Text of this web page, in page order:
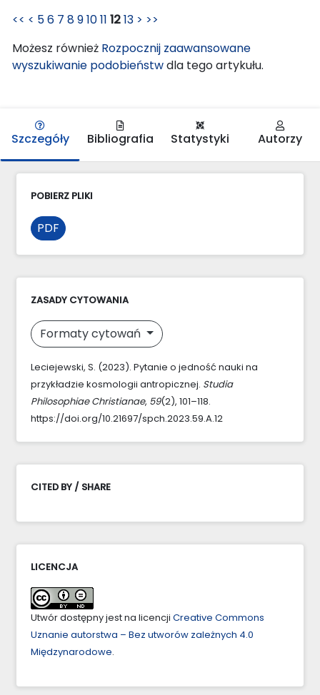
<< < 56 7 891011 1213 > >>
Możesz również Rozpocznij zaawansowane
wyszukiwanie podobieństwdla tego artykułu.
Szczegóły Bibliografia Statystyki Autorzy
POBIERZ PLIKI
PDF
ZASADY CYTOWANIA
Formaty cytowań
Leciejewski, S. (2023). Pytanie o jedność nauki na
przykładzie kosmologii antropicznej. Studia
Philosophiae Christianae, 59(2), 101–118.
https://doi.org/10.21697/spch.2023.59.A.12
CITED BY / SHARE
LICENCJA
Utwór dostępny jest na licencji Creative Commons
Uznanie autorstwa – Bez utworów zależnych 4.0
Międzynarodowe.